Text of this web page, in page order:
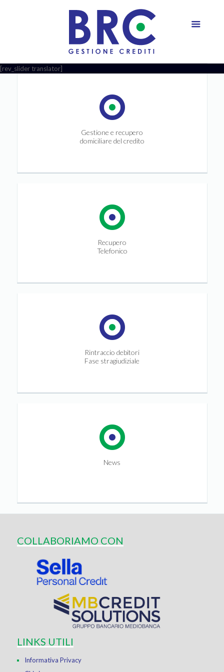
[rev_slider translator]
Gestione e recupero
domiciliare del credito
Recupero
Telefonico
Rintraccio debitori
Fase stragiudiziale
News
COLLABORIAMO CON
LINKS UTILI
Informativa Privacy